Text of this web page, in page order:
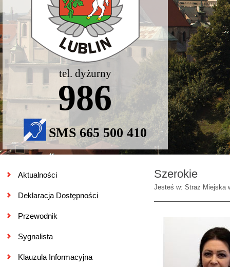
tel. dyżurny
986
SMS 665 500 410
Aktualności
Deklaracja Dostępności
Przewodnik
Sygnalista
Klauzula Informacyjna
Szerokie
Jesteś w: Straż Miejska